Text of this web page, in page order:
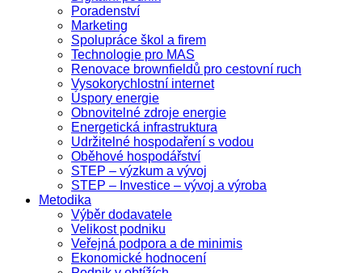
Poradenství
Marketing
Spolupráce škol a firem
Technologie pro MAS
Renovace brownfieldů pro cestovní ruch
Vysokorychlostní internet
Úspory energie
Obnovitelné zdroje energie
Energetická infrastruktura
Udržitelné hospodaření s vodou
Oběhové hospodářství
STEP – výzkum a vývoj
STEP – Investice – vývoj a výroba
Metodika
Výběr dodavatele
Velikost podniku
Veřejná podpora a de minimis
Ekonomické hodnocení